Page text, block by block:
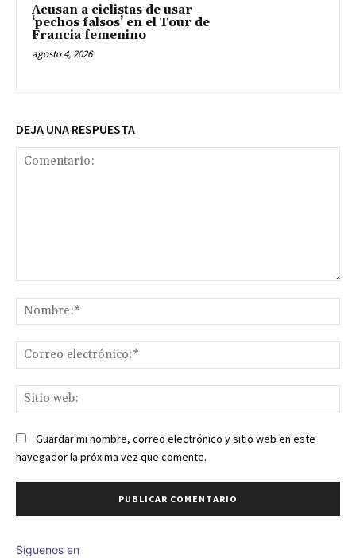
Acusan a ciclistas de usar
‘pechos falsos’ en el Tour de
Francia femenino
agosto 4, 2026
DEJA UNA RESPUESTA
Guardar mi nombre, correo electrónico y sitio web en este
navegador la próxima vez que comente.
Síguenos en